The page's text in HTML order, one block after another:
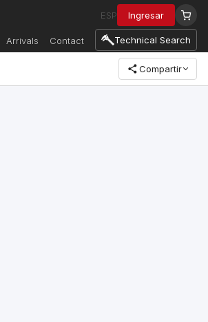
ESP Ingresar
Arrivals Contact Technical Search
Compartir